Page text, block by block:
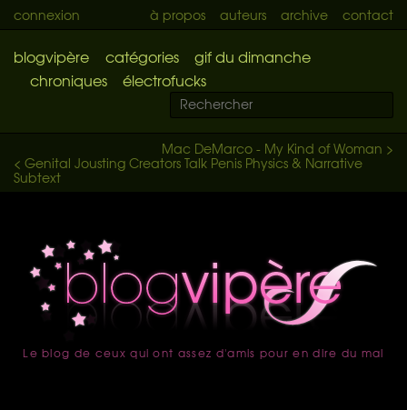
connexion à propos auteurs archive contact
blogvipère catégories
gif du dimanche
chroniques
électrofucks
Mac DeMarco - My Kind of Woman >
< Genital Jousting Creators Talk Penis Physics & Narrative
Subtext
accueil
Le blog de ceux qui ont assez d'amis pour en dire du mal